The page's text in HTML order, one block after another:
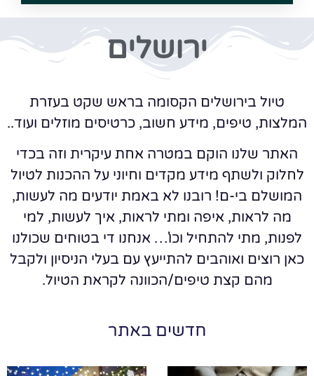
ירושלים
טיול בירושלים הקסומה בראש שקט בעזרת
המלצות, טיפים, מידע חשוב, כרטיסים מוזלים ועוד..
האתר שלנו הוקם במטרה אחת עיקרית וזה בכדי
לחלוק ולשתף מידע מקדים וחיוני על ההכנות לטיול
המושלם בי-ם! רובנו לא באמת יודעים מה לעשות,
מה לראות, איפה ומתי לראות, איך לעשות, למי
לפנות, מתי להתחיל וכו'… אנחנו די בטוחים שכולנו
כאן רוצים ואוהבים להתייעץ עם בעלי הניסיון ולקבל
מהם קצת טיפים/הכוונה לקראת הטיול.
חדשים באתר